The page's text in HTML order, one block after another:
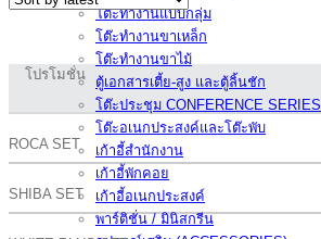
โต๊ะทำงานแบบกลุ่ม
โต๊ะทำงานขาเหล็ก
โต๊ะทำงานขาไม้
ตู้เอกสารเตี้ย-สูง และตู้ลิ้นชัก
โต๊ะประชุม CONFERENCE SERIES
โต๊ะอเนกประสงค์และโต๊ะพับ
เก้าอี้สำนักงาน
เก้าอี้พักคอย
เก้าอี้อเนกประสงค์
พาร์ติชั่น / มินิสกรีน
โปรโมชั่น
ROCA SET
SHIBA SET